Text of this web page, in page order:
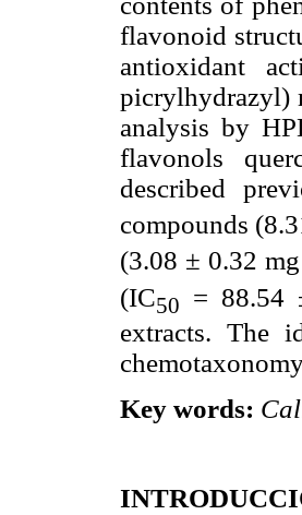
flavonoid
antioxidant
picrylhydrazyl)
analysis by
flavonols
described
compounds
(3.08 ± 0.32
(IC50
= 88.54
extracts. The
Key words: